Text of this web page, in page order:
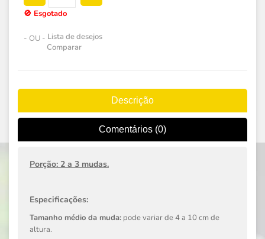
🚫 Esgotado
- OU - Lista de desejos
Comparar
Descrição
Comentários (0)
Porção: 2 a 3 mudas.
Especificações:
Tamanho médio da muda: pode variar de 4 a 10 cm de
altura.